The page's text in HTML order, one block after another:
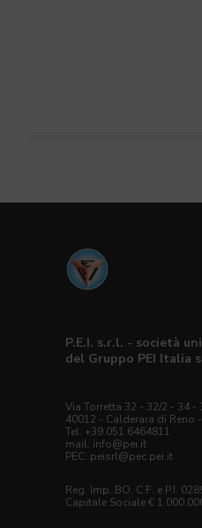
P.E.I. s.r.l. - società
del Gruppo PEI Italia
Via Torretta 32 - 32/2 - 34 -
40012 - Calderara di Reno
Tel. +39 051 6464811
mail: info@pei.it
PEC: peisrl@pec.pei.it
Reg. Imp. BO, C.F. e P.I.
Capitale Sociale €